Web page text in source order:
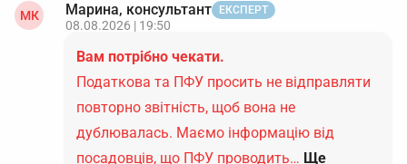
МК Марина, консультант ЕКСПЕРТ
08.08.2026 | 19:50
Вам потрібно чекати.
Податкова та ПФУ просить не відправляти
повторно звітність, щоб вона не
дублювалась. Маємо інформацію від
посадовців, що ПФУ проводить… Ще